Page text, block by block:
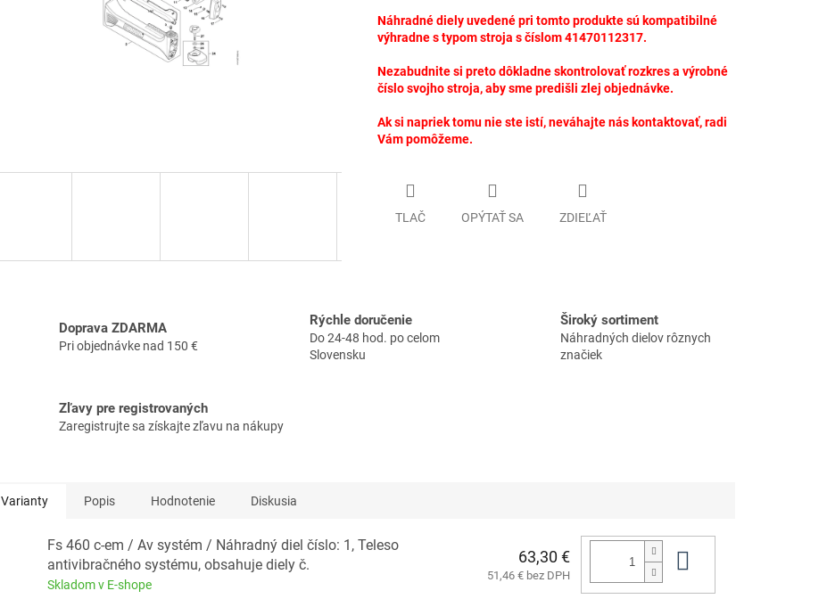
Náhradné diely uvedené pri tomto produkte sú kompatibilné
výhradne s typom stroja s číslom 41470112317.
Nezabudnite si preto dôkladne skontrolovať rozkres a výrobné
číslo svojho stroja, aby sme predišli zlej objednávke.
Ak si napriek tomu nie ste istí, neváhajte nás kontaktovať, radi
Vám pomôžeme.
TLAČ OPÝTAŤ SA ZDIEĽAŤ
Doprava ZDARMA
Pri objednávke nad 150 €
Rýchle doručenie
Do 24-48 hod. po celom
Slovensku
Široký sortiment
Náhradných dielov rôznych
značiek
Zľavy pre registrovaných
Zaregistrujte sa získajte zľavu na nákupy
Varianty Popis Hodnotenie Diskusia
Fs 460 c-em / Av systém / Náhradný diel číslo: 1, Teleso
antivibračného systému, obsahuje diely č.
Skladom v E-shope
63,30 €
51,46 € bez DPH